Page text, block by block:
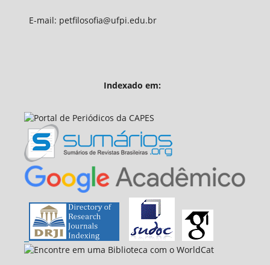
E-mail: petfilosofia@ufpi.edu.br
Indexado em: